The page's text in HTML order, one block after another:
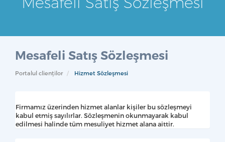
Mesafeli Satış Sözleşmesi
Portalul clienților Hizmet Sözleşmesi
Firmamız üzerinden hizmet alanlar kişiler bu sözleşmeyi
kabul etmiş sayılırlar. Sözleşmenin okunmayarak kabul
edilmesi halinde tüm mesuliyet hizmet alana aittir.